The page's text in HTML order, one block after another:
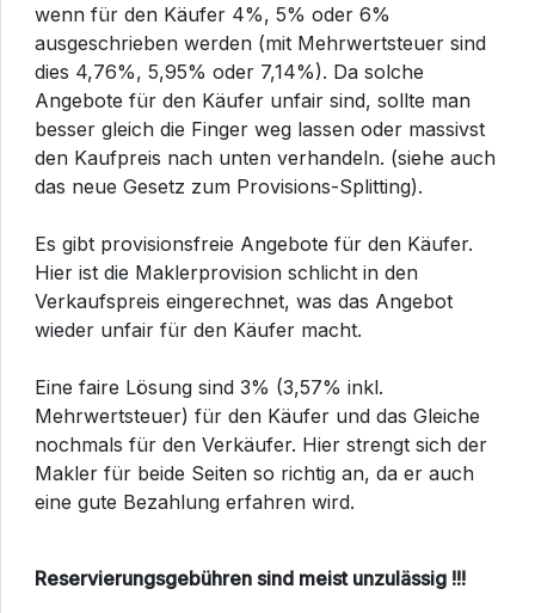
wenn für den Käufer 4%, 5% oder 6%
ausgeschrieben werden (mit Mehrwertsteuer sind
dies 4,76%, 5,95% oder 7,14%). Da solche
Angebote für den Käufer unfair sind, sollte man
besser gleich die Finger weg lassen oder massivst
den Kaufpreis nach unten verhandeln. (siehe auch
das neue Gesetz zum Provisions-Splitting).
Es gibt provisionsfreie Angebote für den Käufer.
Hier ist die Maklerprovision schlicht in den
Verkaufspreis eingerechnet, was das Angebot
wieder unfair für den Käufer macht.
Eine faire Lösung sind 3% (3,57% inkl.
Mehrwertsteuer) für den Käufer und das Gleiche
nochmals für den Verkäufer. Hier strengt sich der
Makler für beide Seiten so richtig an, da er auch
eine gute Bezahlung erfahren wird.
Reservierungsgebühren sind meist unzulässig !!!